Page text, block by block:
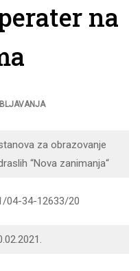
na
za obrazovanje
“Nova zanimanja“
04-34-12633/20